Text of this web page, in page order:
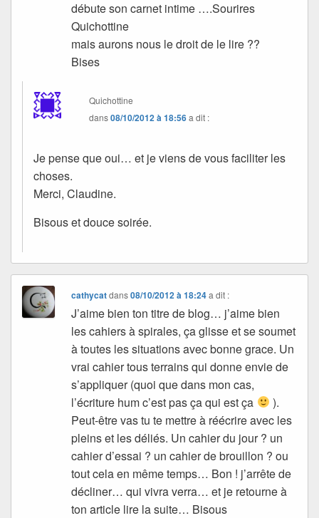
débute son carnet intime ….Sourires
Quichottine
mais aurons nous le droit de le lire ??
Bises
Quichottine
dans08/10/2012 à 18:56a dit :
Je pense que oui… et je viens de vous faciliter les
choses.
Merci, Claudine.
Bisous et douce soirée.
cathycatdans08/10/2012 à 18:24 a dit :
J’aime bien ton titre de blog… j’aime bien
les cahiers à spirales, ça glisse et se soumet
à toutes les situations avec bonne grace. Un
vrai cahier tous terrains qui donne envie de
s’appliquer (quoi que dans mon cas,
l’écriture hum c’est pas ça qui est ça
).
Peut-être vas tu te mettre à réécrire avec les
pleins et les déliés. Un cahier du jour ? un
cahier d’essai ? un cahier de brouillon ? ou
tout cela en même temps… Bon ! j’arrête de
décliner… qui vivra verra… et je retourne à
ton article lire la suite… Bisous